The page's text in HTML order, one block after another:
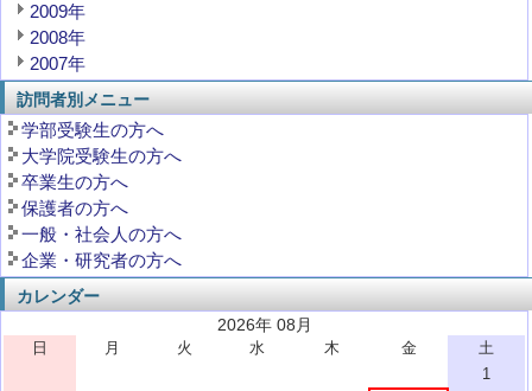
2009年
2008年
2007年
訪問者別メニュー
学部受験生の方へ
大学院受験生の方へ
卒業生の方へ
保護者の方へ
一般・社会人の方へ
企業・研究者の方へ
カレンダー
2026年 08月
日 月 火 水 木 金
土
1